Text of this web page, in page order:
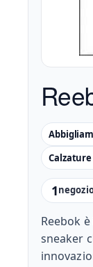
1
Reebok
sneaker